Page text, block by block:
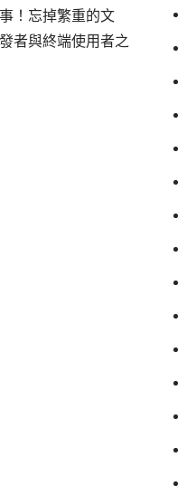
！忘掉繁重的文
者與終端使用者之